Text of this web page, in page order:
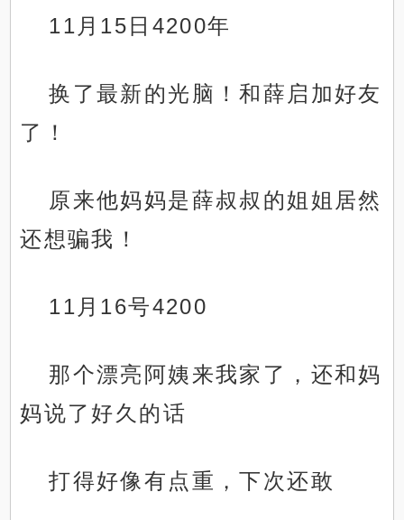
11月15日4200年
换了最新的光脑！和薛启加好友
了！
原来他妈妈是薛叔叔的姐姐居然
还想骗我！
11月16号4200
那个漂亮阿姨来我家了，还和妈
妈说了好久的话
打得好像有点重，下次还敢